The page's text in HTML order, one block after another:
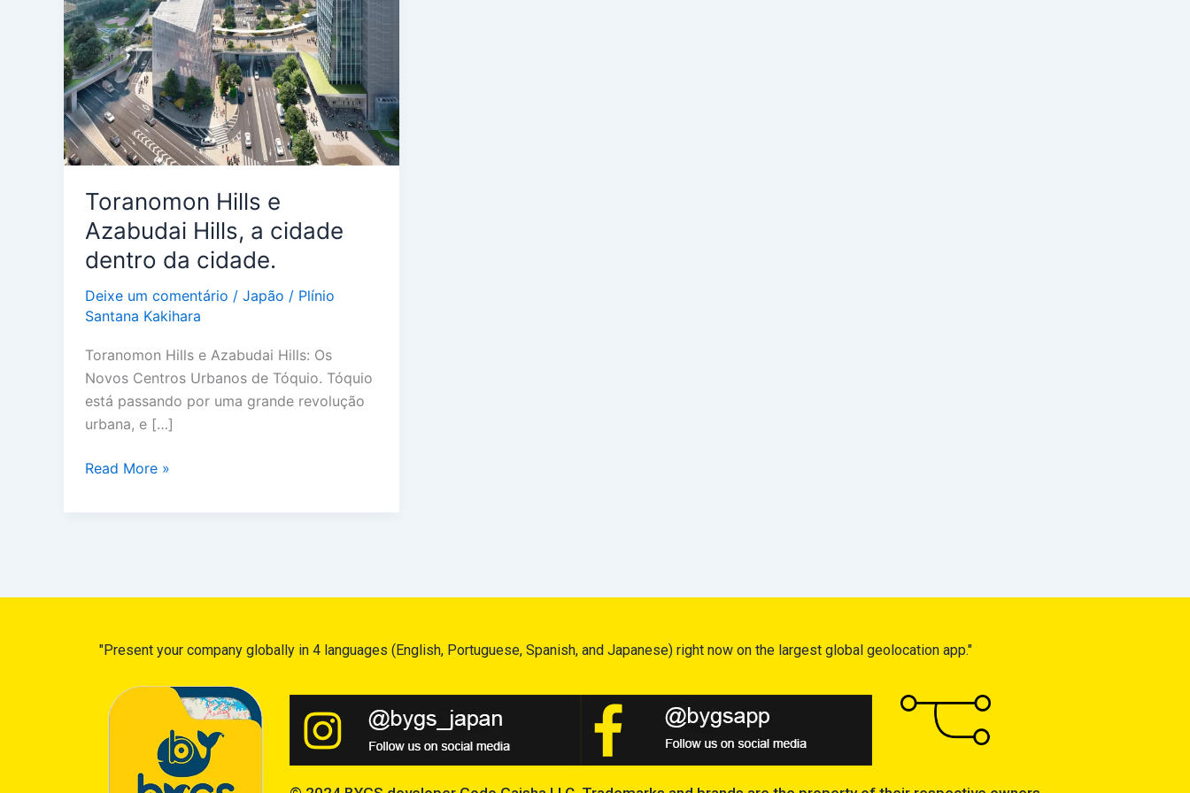
Toranomon Hills e
Azabudai Hills, a cidade
dentro da cidade.
Deixe um comentário / Japão / Plínio
Santana Kakihara
Toranomon Hills e Azabudai Hills: Os
Novos Centros Urbanos de Tóquio. Tóquio
está passando por uma grande revolução
urbana, e […]
da
cidade.
Read More »
"Present your company globally in 4 languages (English, Portuguese, Spanish, and Japanese) right now on the largest global geolocation app."